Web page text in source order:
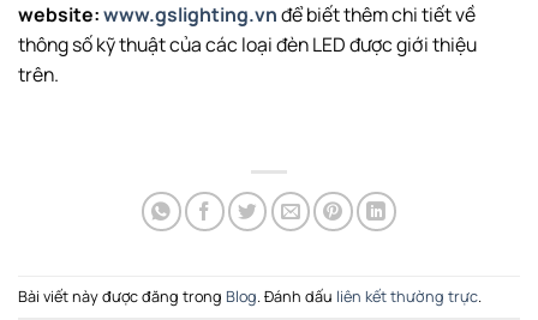
website:www.gslighting.vnđể biết thêm chi tiết về
thông số kỹ thuật của các loại đèn LED được giới thiệu
trên.
Bài viết này được đăng trong Blog. Đánh dấu liên kết thường trực.